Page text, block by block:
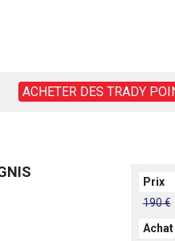
ACHETER DES TRADY
Prix
190 €